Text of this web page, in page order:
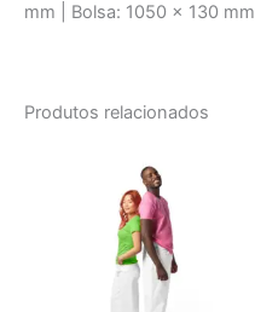
mm | Bolsa: 1050 x 130 mm
Produtos relacionados